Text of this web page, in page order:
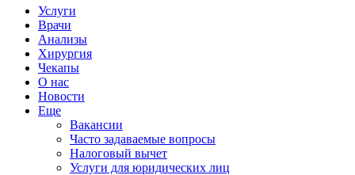
Услуги
Врачи
Анализы
Хирургия
Чекапы
О нас
Новости
Еще
Вакансии
Часто задаваемые вопросы
Налоговый вычет
Услуги для юридических лиц